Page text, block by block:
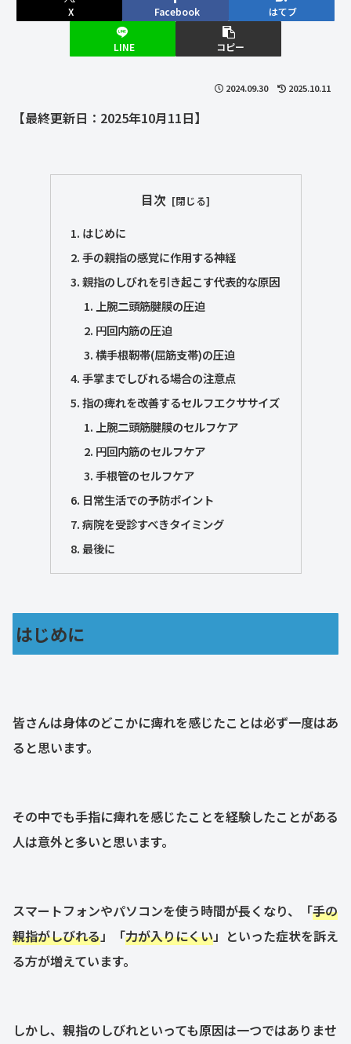
X Facebook はてブ
LINE コピー
2024.09.30 2025.10.11
【最終更新日：2025年10月11日】
目次
はじめに
手の親指の感覚に作用する神経
親指のしびれを引き起こす代表的な原因
上腕二頭筋腱膜の圧迫
円回内筋の圧迫
横手根靭帯(屈筋支帯)の圧迫
手掌までしびれる場合の注意点
指の痺れを改善するセルフエクササイズ
上腕二頭筋腱膜のセルフケア
円回内筋のセルフケア
手根管のセルフケア
日常生活での予防ポイント
病院を受診すべきタイミング
最後に
はじめに
皆さんは身体のどこかに痺れを感じたことは必ず一度はあ
ると思います。
その中でも手指に痺れを感じたことを経験したことがある
人は意外と多いと思います。
スマートフォンやパソコンを使う時間が長くなり、「手の
親指がしびれる」「力が入りにくい」といった症状を訴え
る方が増えています。
しかし、親指のしびれといっても原因は一つではありませ